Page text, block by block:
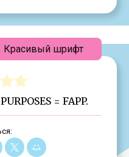
= FAPP.
Красивый шрифт